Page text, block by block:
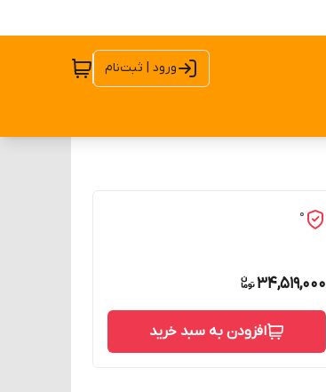
ورود | ثبت‌نام
0
34,519,000
افزودن به سبد خرید